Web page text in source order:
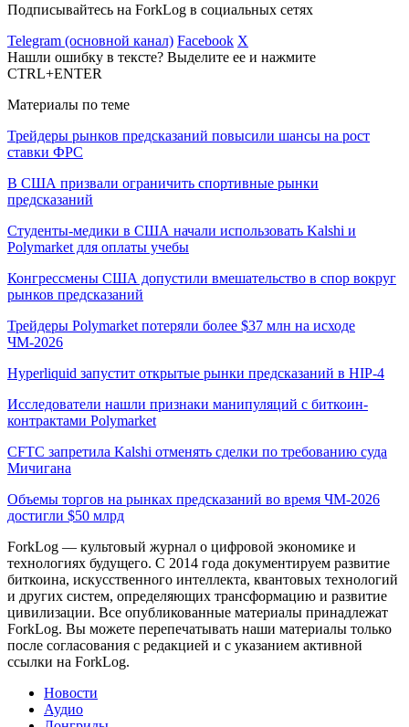
Подписывайтесь на ForkLog в социальных сетях
Telegram (основной канал) Facebook X
Нашли ошибку в тексте? Выделите ее и нажмите
CTRL+ENTER
Материалы по теме
Трейдеры рынков предсказаний повысили шансы на рост
ставки ФРС
В США призвали ограничить спортивные рынки
предсказаний
Студенты-медики в США начали использовать Kalshi и
Polymarket для оплаты учебы
Конгрессмены США допустили вмешательство в спор вокруг
рынков предсказаний
Трейдеры Polymarket потеряли более $37 млн на исходе
ЧМ-2026
Hyperliquid запустит открытые рынки предсказаний в HIP-4
Исследователи нашли признаки манипуляций с биткоин-
контрактами Polymarket
CFTC запретила Kalshi отменять сделки по требованию суда
Мичигана
Объемы торгов на рынках предсказаний во время ЧМ-2026
достигли $50 млрд
ForkLog — культовый журнал о цифровой экономике и
технологиях будущего. С 2014 года документируем развитие
биткоина, искусственного интеллекта, квантовых технологий
и других систем, определяющих трансформацию и развитие
цивилизации. Все опубликованные материалы принадлежат
ForkLog. Вы можете перепечатывать наши материалы только
после согласования с редакцией и с указанием активной
ссылки на ForkLog.
Новости
Аудио